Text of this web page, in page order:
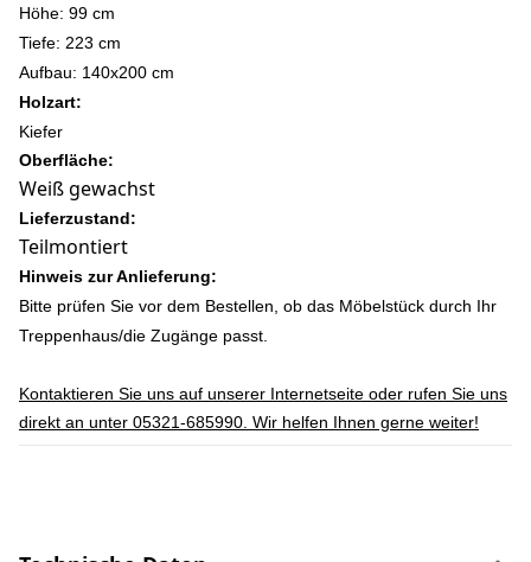
Höhe: 99 cm
Tiefe: 223 cm
Aufbau: 140x200 cm
Holzart:
Kiefer
Oberfläche:
Weiß gewachst
Lieferzustand:
Teilmontiert
Hinweis zur Anlieferung:
Bitte prüfen Sie vor dem Bestellen, ob das Möbelstück durch Ihr
Treppenhaus/die Zugänge passt.
Kontaktieren Sie uns auf unserer Internetseite oder rufen Sie uns
direkt an unter 05321-685990. Wir helfen Ihnen gerne weiter!